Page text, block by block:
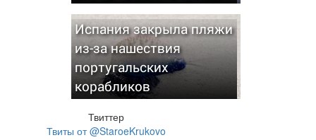
Испания закрыла пляжи
из-за нашествия
португальских
корабликов
Твиттер
Твиты от @StaroeKrukovo